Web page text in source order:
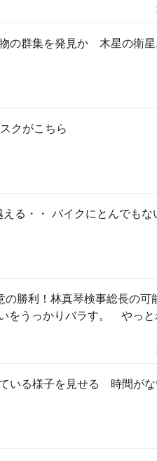
の群集を発見か 木星の衛
クがこちら
える・・ バイクにとんでも
勝利！林真琴検事総長の可
をうっかりバラす。 やっと
いる様子を見せる 時間が